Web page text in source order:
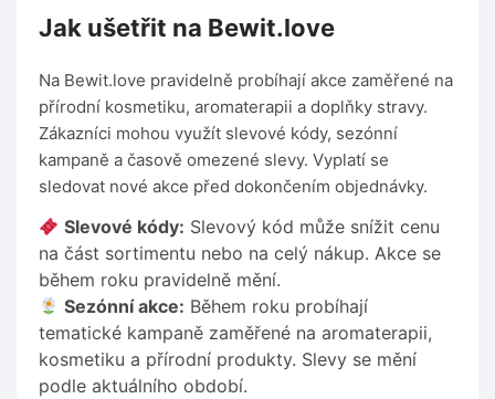
Jak ušetřit na Bewit.love
Na Bewit.love pravidelně probíhají akce zaměřené na
přírodní kosmetiku, aromaterapii a doplňky stravy.
Zákazníci mohou využít slevové kódy, sezónní
kampaně a časově omezené slevy. Vyplatí se
sledovat nové akce před dokončením objednávky.
Slevové kódy: Slevový kód může snížit cenu
na část sortimentu nebo na celý nákup. Akce se
během roku pravidelně mění.
Sezónní akce: Během roku probíhají
tematické kampaně zaměřené na aromaterapii,
kosmetiku a přírodní produkty. Slevy se mění
podle aktuálního období.